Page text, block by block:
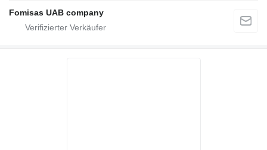
Fomisas UAB company